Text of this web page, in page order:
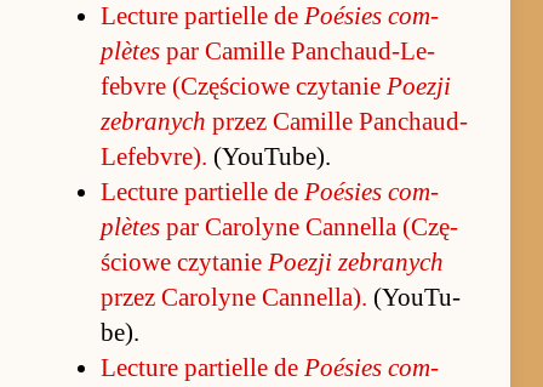
Lec­ture par­tielle de Po­ésies com­
plètespar Ca­mille Pan­chau­d-Le­
febvre (Czę­ściowe czytanie Po­ezji
ze­branych przez Ca­mille Pan­chau­d-
Le­febvre). (YouTu­be).
Lec­ture par­tielle de Po­ésies com­
plètespar Ca­ro­lyne Can­nella (Czę­
ściowe czytanie Po­ezji ze­branych
przez Ca­ro­lyne Can­nel­la). (YouTu­
be).
Lec­ture par­tielle de Po­ésies com­